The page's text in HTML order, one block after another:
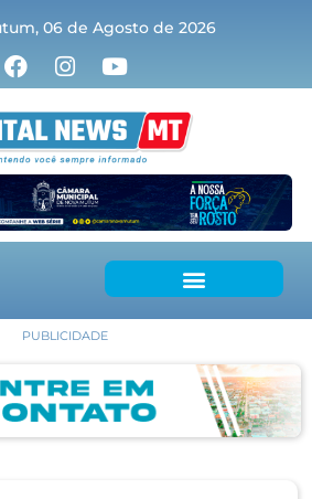
06 de Agosto de 2026
PUBLICIDADE